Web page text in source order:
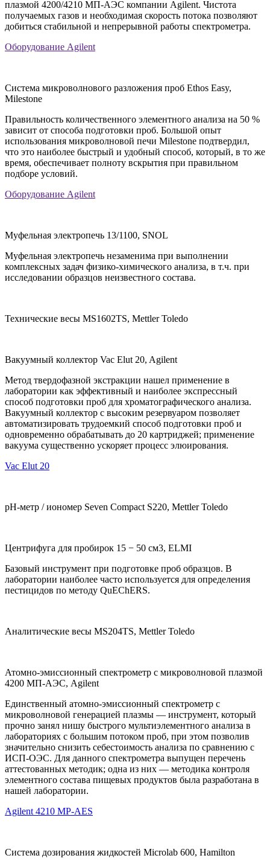
плазмой 4200/4210 МП-АЭС компании Agilent. Чистота
получаемых газов и необходимая скорость потока позволяют
добиться стабильной и непрерывной работы спектрометра.
Оборудование Agilent
Система микроволнового разложения проб Ethos Easy,
Milestone
Правильность количественного элементного анализа на 50 %
зависит от способа подготовки проб. Большой опыт
использования микроволновой печи Milestone подтвердил,
что это наиболее быстрый и удобный способ, который, в то же
время, обеспечивает полноту вскрытия при правильном
подборе условий.
Оборудование Agilent
Муфельная электропечь 13/1100, SNOL
Муфельная электропечь незаменима при выполнении
комплексных задач физико-химического анализа, в т.ч. при
исследовании образцов неизвестного состава.
Технические весы MS1602TS, Mettler Toledo
Вакуумный коллектор Vac Elut 20, Agilent
Метод твердофазной экстракции нашел применение в
лаборатории как эффективный и наиболее экспрессный
способ подготовки проб для хроматографического анализа.
Вакуумный коллектор с высоким резервуаром позволяет
автоматизировать трудоемкий способ подготовки проб и
одновременно обрабатывать до 20 картриджей; применение
вакуума существенно ускоряет процесс элюирования.
Vac Elut 20
pH-метр / иономер Seven Compact S220, Mettler Toledo
Центрифуга для пробирок 15 − 50 см3, ELMI
Базовый инструмент при подготовке проб образцов. В
лаборатории наиболее часто используется для определения
пестицидов по методу QuEChERS.
Аналитические весы MS204TS, Mettler Toledo
Атомно-эмиссионный спектрометр с микроволновой плазмой
4200 МП-АЭС, Agilent
Единственный атомно-эмиссионный спектрометр с
микроволновой генерацией плазмы ― инструмент, который
прочно занял нишу быстрого мультиэлементного анализа в
лабораториях с большим потоком проб, при этом позволив
значительно снизить себестоимость анализа по сравнению с
ИСП-ОЭС. Для данного спектрометра выпущен перечень
аттестованных методик; одна из них — методика контроля
элементного состава пищевых продуктов была разработана в
нашей лаборатории.
Agilent 4210 MP-AES
Система дозирования жидкостей Microlab 600, Hamilton